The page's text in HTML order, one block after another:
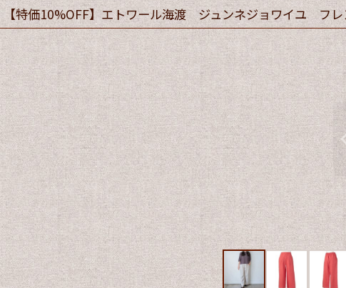
【特価10%OFF】エトワール海渡 ジュンネジョワイユ フ